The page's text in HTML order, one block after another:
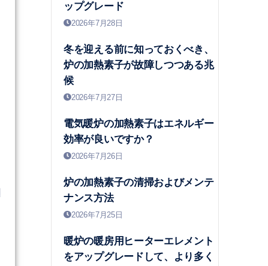
ップグレード
2026年7月28日
冬を迎える前に知っておくべき、
炉の加熱素子が故障しつつある兆
候
2026年7月27日
電気暖炉の加熱素子はエネルギー
効率が良いですか？
2026年7月26日
炉の加熱素子の清掃およびメンテ
ナンス方法
2026年7月25日
暖炉の暖房用ヒーターエレメント
をアップグレードして、より多く